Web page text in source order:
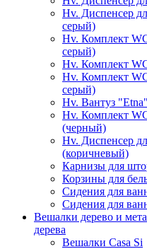
Hv. Диспенсер
серый)
Hv. Комплект
серый)
Hv. Комплект
Hv. Комплект
серый)
Hv. Вантуз
Hv. Комплект
(черный)
Hv. Диспенсер
(коричневый)
Карнизы для
Корзины для
Сидения для
Сидения для
Вешалки дерево и
дерева
Вешалки Casa Si